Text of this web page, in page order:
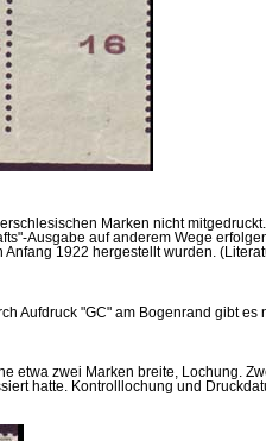
Marken nicht
Ausgabe auf anderem Wege
1922 hergestellt wurden.
Aufdruck "GC" am Bogenrand gibt es
etwa zwei Marken breite, Lochung.
hatte. Kontrolllochung und